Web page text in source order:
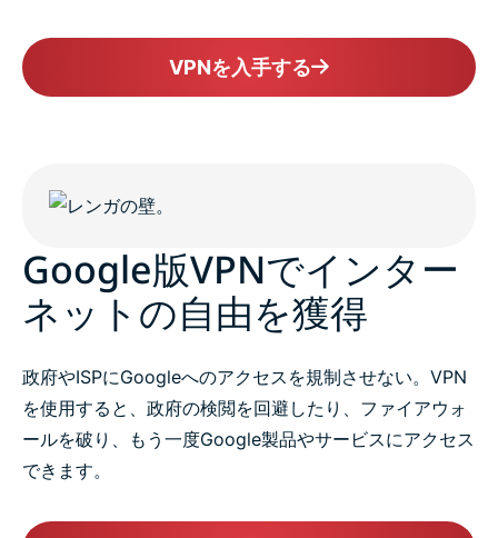
VPNを入手する
Google版VPNでインター
ネットの自由を獲得
政府やISPにGoogleへのアクセスを規制させない。VPN
を使用すると、政府の検閲を回避したり、ファイアウォ
ールを破り、もう一度Google製品やサービスにアクセス
できます。